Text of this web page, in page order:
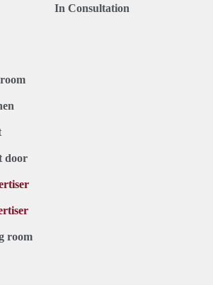
In Consultation
door
room